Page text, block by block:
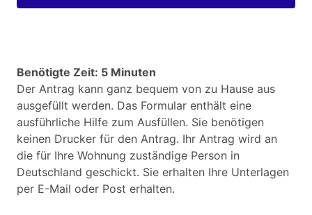
Benötigte Zeit: 5 Minuten
Der Antrag kann ganz bequem von zu Hause aus
ausgefüllt werden. Das Formular enthält eine
ausführliche Hilfe zum Ausfüllen. Sie benötigen
keinen Drucker für den Antrag. Ihr Antrag wird an
die für Ihre Wohnung zuständige Person in
Deutschland geschickt. Sie erhalten Ihre Unterlagen
per E-Mail oder Post erhalten.